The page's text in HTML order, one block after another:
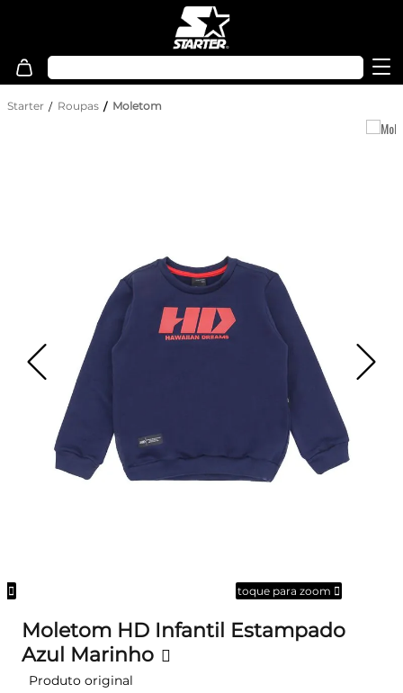
Starter Roupas Moletom
toque para zoom
Moletom HD Infantil Estampado
Azul Marinho
Produto original